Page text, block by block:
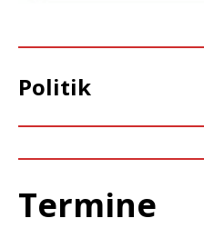
Politik
Termine